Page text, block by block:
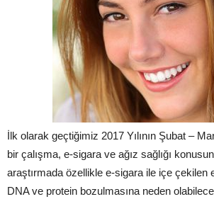
İlk olarak geçtiğimiz 2017 Yılının Şubat –
bir çalışma, e-sigara ve ağız sağlığı
araştırmada özellikle e-sigara ile içe çekilen
DNA ve protein bozulmasına neden